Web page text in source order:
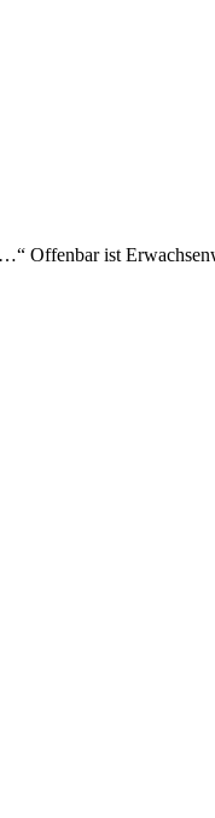
Offenbar ist